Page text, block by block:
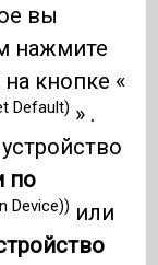
вы
нажмите
кнопке «
Default) » .
по
Device)) или